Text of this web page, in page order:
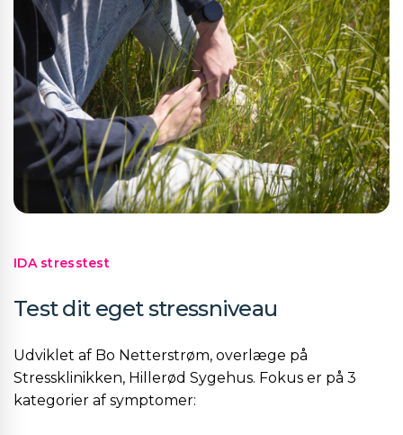
IDA stresstest
Test dit eget stressniveau
Udviklet af Bo Netterstrøm, overlæge på
Stressklinikken, Hillerød Sygehus. Fokus er på 3
kategorier af symptomer: